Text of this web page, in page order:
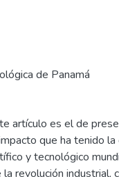
de Panamá
artículo es el de
que ha tenido la
y tecnológico
revolución industrial,